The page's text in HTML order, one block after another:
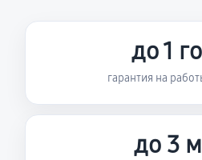
до 1
гарантия на
до 3